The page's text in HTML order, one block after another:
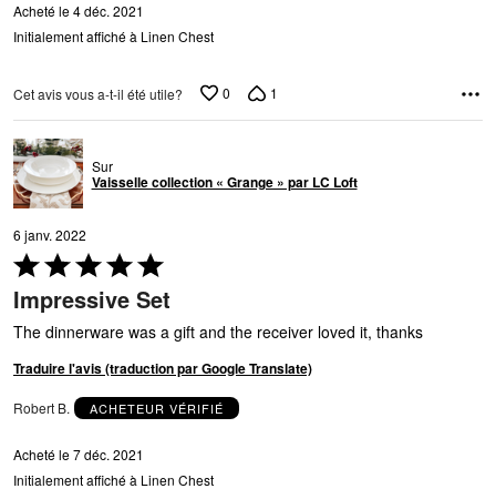
Acheté le 4 déc. 2021
Initialement affiché à Linen Chest
Cet avis vous a-t-il été utile? 0 1
Sur
Vaisselle collection « Grange » par LC Loft
6 janv. 2022
Coté
5 sur
5
Impressive Set
The dinnerware was a gift and the receiver loved it, thanks
Traduire l'avis (traduction par Google Translate)
Robert B. ACHETEUR VÉRIFIÉ
Acheté le 7 déc. 2021
Initialement affiché à Linen Chest